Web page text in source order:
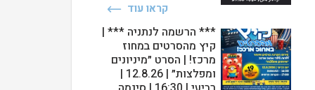
היה:
₪119.00.
הוא:
₪89.00.
קראו עוד
*** הרשמה לנתניה *** |
קיץ מהסרטים במחוז
מרכז! | הסרט ״מיניונים
ומפלצות״ | 12.8.26 |